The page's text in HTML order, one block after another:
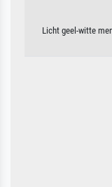
Licht geel-witte